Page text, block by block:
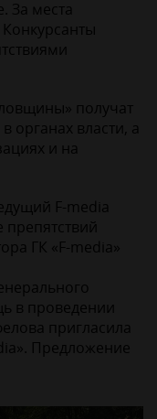
За места
получат
органах власти, а
и на
F-media
ГК «F-media»
в проведении
пригласила
Предложение